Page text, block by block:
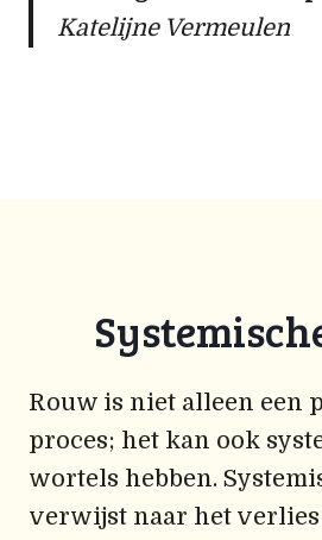
Katelijne Vermeulen
Rouw is niet alleen een
proces; het kan ook
wortels hebben.
verwijst naar het